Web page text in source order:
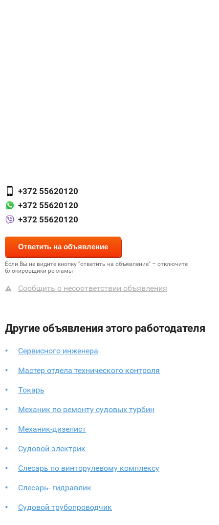
+372 55620120
+372 55620120
+372 55620120
Если Вы не видите кнопку "ответить на объявление" – отключите
блокировщики рекламы
Сообщить о несоответствии объявления
Другие объявления этого работодателя
Сервисного инженера
Мастер отдела технического контроля
Токарь
Механик по ремонту судовых турбин
Механик-дизелист
Судовой электрик
Слесарь по винторулевому комплексу
Слесарь- гидравлик
Судовой трубопроводчик